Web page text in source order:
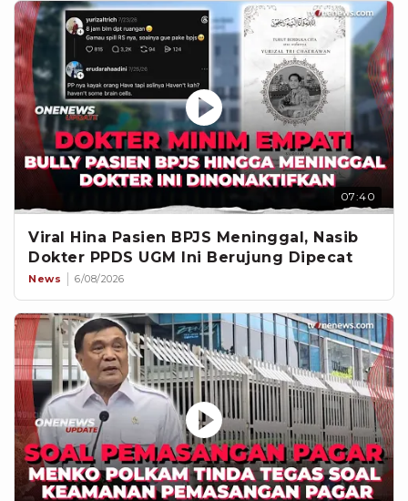
07:40
Viral Hina Pasien BPJS Meninggal, Nasib
Dokter PPDS UGM Ini Berujung Dipecat
News 6/08/2026